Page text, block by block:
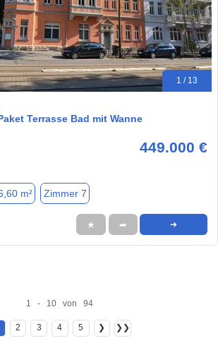
1 / 13
Terrasse Bad mit Wanne
449.000 €
m² Zimmer 7
★ ➦ ➜
1 - 10 von 94
2 3 4 5 ❯ ❯❯